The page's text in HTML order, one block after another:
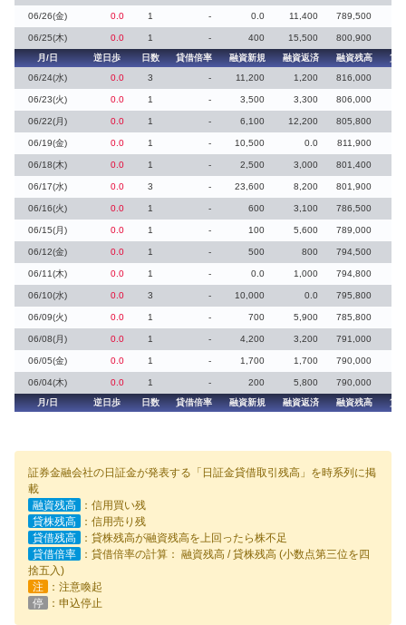
06/26(金) 0.0 1 - 0.0 11,400 789,500
06/25(木) 0.0 1 - 400 15,500
800,900
月/日
逆日歩 日数 貸借倍率 融資新規 融資返済 融資残高
貸
06/24(水)
0.0 3 - 11,200 1,200 816,000
06/23(火) 0.0 1 - 3,500 3,300 806,000
06/22(月) 0.0 1 - 6,100 12,200 805,800
06/19(金) 0.0 1 - 10,500 0.0 811,900
06/18(木) 0.0 1 - 2,500 3,000 801,400
06/17(水) 0.0 3 - 23,600 8,200 801,900
06/16(火) 0.0 1 - 600 3,100 786,500
06/15(月) 0.0 1 - 100 5,600 789,000
06/12(金) 0.0 1 - 500 800 794,500
06/11(木) 0.0 1 - 0.0 1,000 794,800
06/10(水) 0.0 3 - 10,000 0.0 795,800
06/09(火) 0.0 1 - 700 5,900 785,800
06/08(月) 0.0 1 - 4,200 3,200 791,000
06/05(金) 0.0 1 - 1,700 1,700 790,000
06/04(木) 0.0 1 - 200 5,800
790,000
月/日
逆日歩 日数 貸借倍率 融資新規 融資返済 融資残高 貸
証券金融会社の日証金が発表する「日証金貸借取引残高」を時系列に掲
載
融資残高
：信用買い残
貸株残高
：信用売り残
貸借残高
：貸株残高が融資残高を上回ったら株不足
貸借倍率
：貸借倍率の計算： 融資残高 / 貸株残高 (小数点第三位を四
捨五入)
注
：注意喚起
停
：申込停止